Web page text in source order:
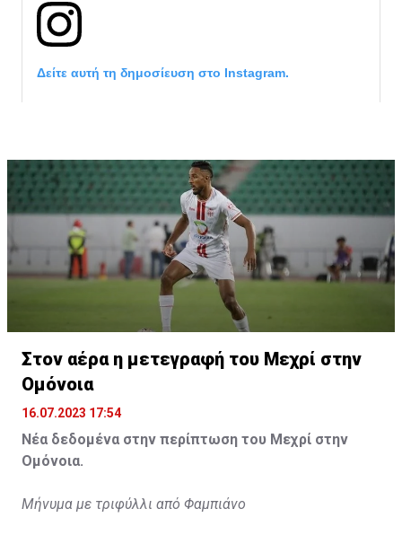
Δείτε αυτή τη δημοσίευση στο Instagram.
Στον αέρα η μετεγραφή του Μεχρί στην
Ομόνοια
16.07.2023 17:54
Νέα δεδομένα στην περίπτωση του Μεχρί στην
Ομόνοια.
Μήνυμα με τριφύλλι από Φαμπιάνο